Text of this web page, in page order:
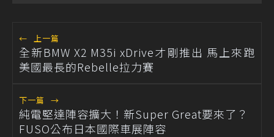
← 上一篇
全新BMW X2 M35i xDrive才剛推出 馬上來跑
美國最長的Rebelle拉力賽
下一篇 →
純電堅達陣容擴大！新Super Great要來了？
FUSO公布日本國際車展陣容